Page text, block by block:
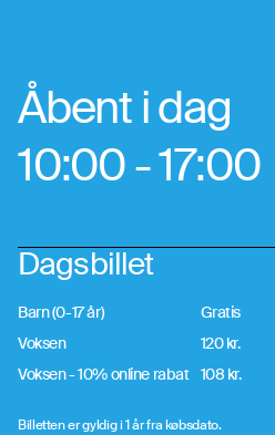
Åbent i dag
10:00 - 17:00
Dagsbillet
Barn (0-17 år)
Gratis
Voksen
120 kr.
Voksen - 10% online rabat 108 kr.
Billetten er gyldig i 1 år fra købsdato.